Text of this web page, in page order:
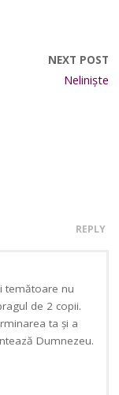
NEXT POST
Neliniște
REPLY
temătoare nu
de 2 copii.
ta și a
Dumnezeu.